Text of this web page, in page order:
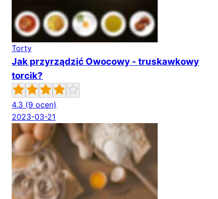
Torty
Jak przyrządzić Owocowy - truskawkowy
torcik?
4.3 (9 ocen)
2023-03-21